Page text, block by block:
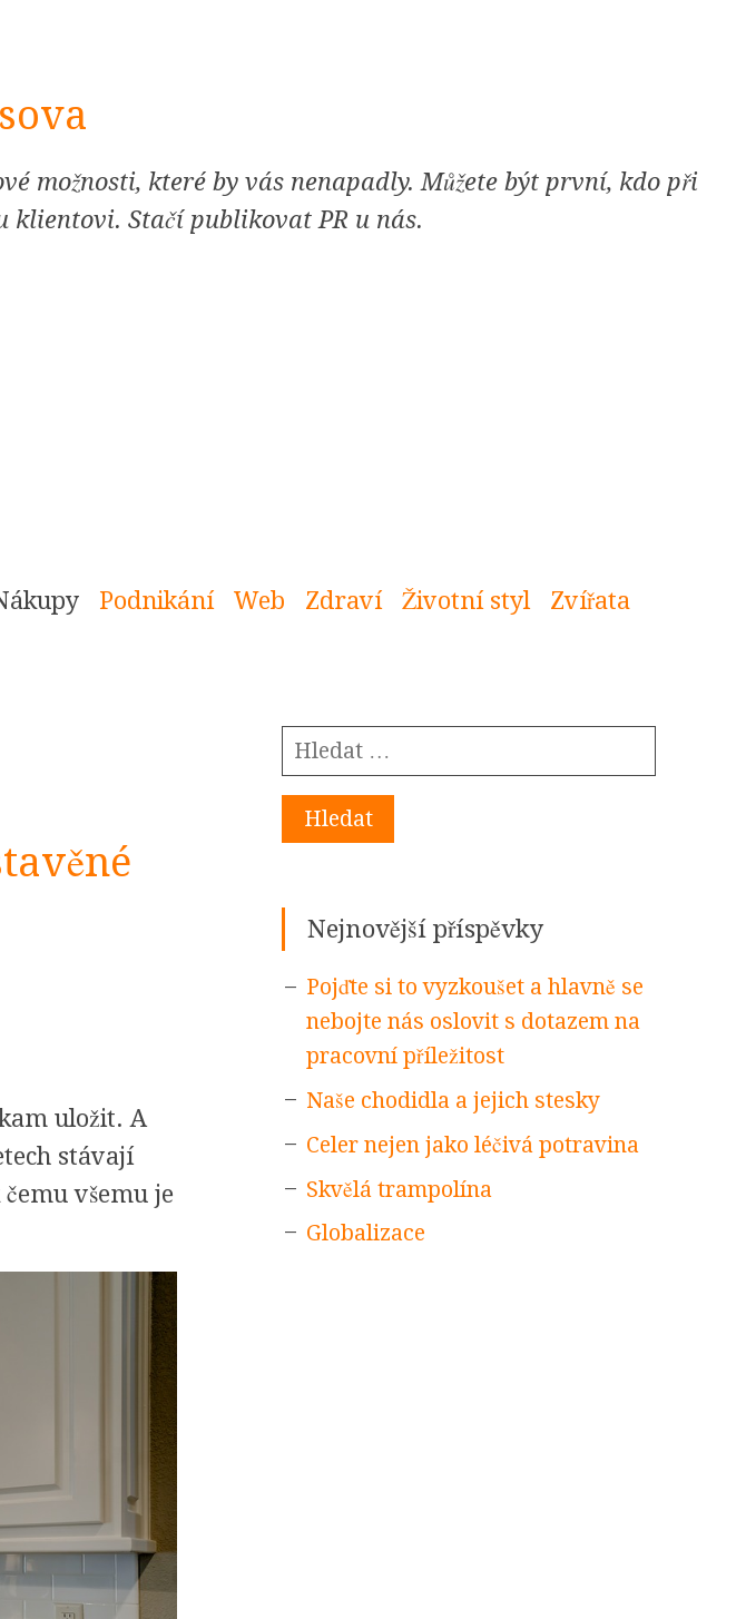
možnosti, které by vás nenapadly. Můžete být první, kdo při
klientovi. Stačí publikovat PR u nás.
Podnikání Web Zdraví Životní styl Zvířata
uložit. A
stávají
všemu je
Sidebar
Vyhledávání
Nejnovější příspěvky
Pojďte si to vyzkoušet a hlavně se
nebojte nás oslovit s dotazem na
pracovní příležitost
Naše chodidla a jejich stesky
Celer nejen jako léčivá potravina
Skvělá trampolína
Globalizace